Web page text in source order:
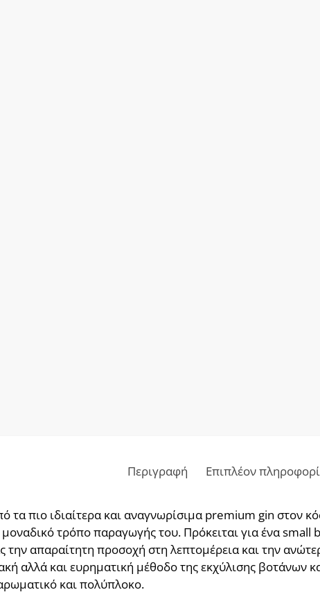
Περιγραφή Επιπλέον
τα πιο ιδιαίτερα και αναγνωρίσιμα premium gin στον
μοναδικό τρόπο παραγωγής του. Πρόκειται για ένα small
την απαραίτητη προσοχή στη λεπτομέρεια και την
αλλά και ευρηματική μέθοδο της εκχύλισης βοτάνων
και πολύπλοκο.